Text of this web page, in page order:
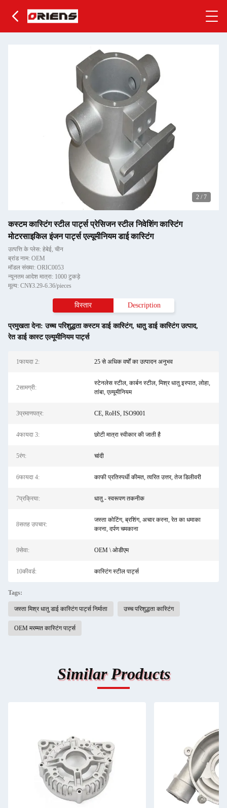
2 / 7
कस्टम कास्टिंग स्टील पार्ट्स प्रेसिजन स्टील निवेशिंग कास्टिंग
मोटरसाइकिल इंजन पार्ट्स एल्यूमीनियम डाई कास्टिंग
उत्पत्ति के प्लेस: हेबेई, चीन
ब्रांड नाम: OEM
मॉडल संख्या: ORIC0053
न्यूनतम आदेश मात्रा: 1000 टुकड़े
मूल्य: CN¥3.29-6.36/pieces
विस्तार Description
प्रमुखता देना:उच्च परिशुद्धता कस्टम डाई कास्टिंग, धातु डाई कास्टिंग उत्पाद,
रेत डाई कास्ट एल्यूमीनियम पार्ट्स
1फायदा 2: 25 से अधिक वर्षों का उत्पादन अनुभव
2सामग्री:
स्टेनलेस स्टील, कार्बन स्टील, मिश्र धातु इस्पात, लोहा,
तांबा, एल्यूमीनियम
3प्रमाणपत्र: CE, RoHS, ISO9001
4फायदा 3: छोटी मात्रा स्वीकार की जाती है
5रंग: चांदी
6फायदा 4: काफी प्रतिस्पर्धी कीमत, त्वरित उत्तर, तेज डिलीवरी
7प्रक्रिया: धातु - स्वरूपण तकनीक
8सतह उपचार:
जस्ता कोटिंग, ब्रशिंग, अचार करना, रेत का धमाका
करना, दर्पण चमकाना
9सेवा: OEM \ ओडीएम
10कीवर्ड: कास्टिंग स्टील पार्ट्स
Tags:
जस्ता मिश्र धातु डाई कास्टिंग पार्ट्स निर्माता उच्च परिशुद्धता कास्टिंग
OEM मरम्मत कास्टिंग पार्ट्स
Similar Products